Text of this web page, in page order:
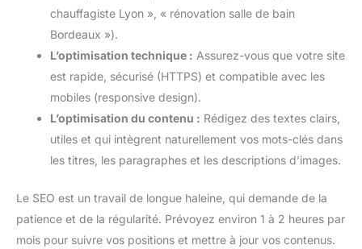
chauffagiste Lyon », « rénovation salle de bain
Bordeaux »).
L’optimisation technique : Assurez-vous que votre site
est rapide, sécurisé (HTTPS) et compatible avec les
mobiles (responsive design).
L’optimisation du contenu : Rédigez des textes clairs,
utiles et qui intègrent naturellement vos mots-clés dans
les titres, les paragraphes et les descriptions d’images.
Le SEO est un travail de longue haleine, qui demande de la
patience et de la régularité. Prévoyez environ 1 à 2 heures par
mois pour suivre vos positions et mettre à jour vos contenus.